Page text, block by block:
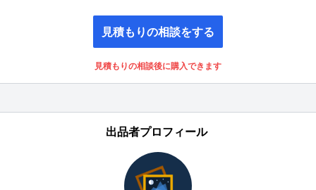
見積もりの相談をする
見積もりの相談後に購入できます
出品者プロフィール